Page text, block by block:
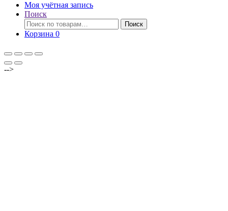
Моя учётная запись
Поиск
Искать:
Поиск
Корзина 0
-->